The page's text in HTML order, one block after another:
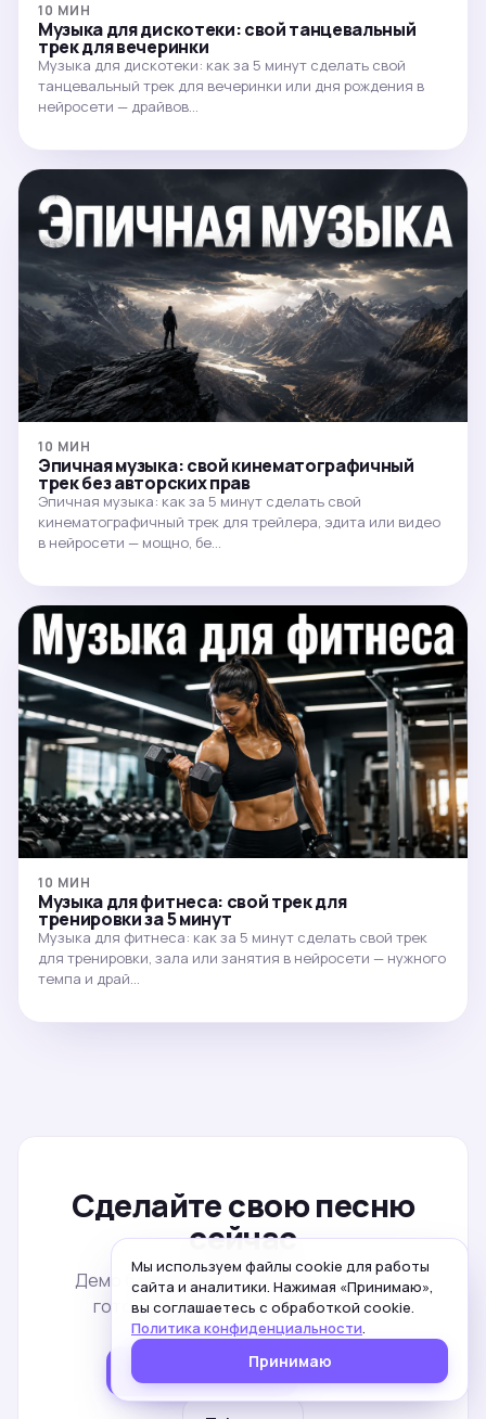
10 МИН
Музыка для дискотеки: свой танцевальный
трек для вечеринки
Музыка для дискотеки: как за 5 минут сделать свой
танцевальный трек для вечеринки или дня рождения в
нейросети — драйвов…
10 МИН
Эпичная музыка: свой кинематографичный
трек без авторских прав
Эпичная музыка: как за 5 минут сделать свой
кинематографичный трек для трейлера, эдита или видео
в нейросети — мощно, бе…
10 МИН
Музыка для фитнеса: свой трек для
тренировки за 5 минут
Музыка для фитнеса: как за 5 минут сделать свой трек
для тренировки, зала или занятия в нейросети — нужного
темпа и драй…
Сделайте свою песню
сейчас
Демо бесплатно. Пять минут от идеи до
готового трека — без регистрации.
Создать песню MAX
Мы используем файлы cookie для работы
сайта и аналитики. Нажимая «Принимаю»,
вы соглашаетесь с обработкой cookie.
Политика конфиденциальности.
Принимаю